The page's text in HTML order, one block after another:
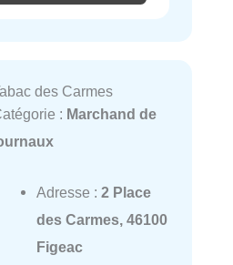
des Carmes
: Marchand de
Adresse : 2 Place
des Carmes, 46100
Figeac